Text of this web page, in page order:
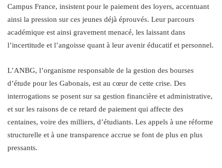
Campus France, insistent pour le paiement des loyers, accentuant
ainsi la pression sur ces jeunes déjà éprouvés. Leur parcours
académique est ainsi gravement menacé, les laissant dans
l’incertitude et l’angoisse quant à leur avenir éducatif et personnel.
L’ANBG, l’organisme responsable de la gestion des bourses
d’étude pour les Gabonais, est au cœur de cette crise. Des
interrogations se posent sur sa gestion financière et administrative,
et sur les raisons de ce retard de paiement qui affecte des
centaines, voire des milliers, d’étudiants. Les appels à une réforme
structurelle et à une transparence accrue se font de plus en plus
pressants.